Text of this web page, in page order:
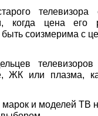
телевизора
когда цена его
соизмерима с
телевизоров
ЖК или плазма,
марок и моделей ТВ